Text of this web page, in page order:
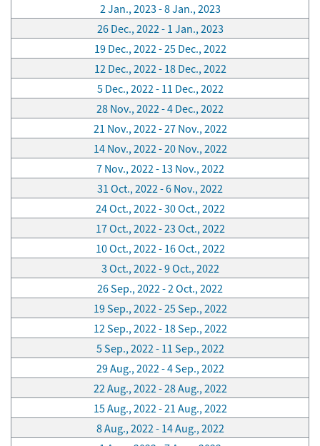
2 Jan., 2023 - 8 Jan., 2023
26 Dec., 2022 - 1 Jan., 2023
19 Dec., 2022 - 25 Dec., 2022
12 Dec., 2022 - 18 Dec., 2022
5 Dec., 2022 - 11 Dec., 2022
28 Nov., 2022 - 4 Dec., 2022
21 Nov., 2022 - 27 Nov., 2022
14 Nov., 2022 - 20 Nov., 2022
7 Nov., 2022 - 13 Nov., 2022
31 Oct., 2022 - 6 Nov., 2022
24 Oct., 2022 - 30 Oct., 2022
17 Oct., 2022 - 23 Oct., 2022
10 Oct., 2022 - 16 Oct., 2022
3 Oct., 2022 - 9 Oct., 2022
26 Sep., 2022 - 2 Oct., 2022
19 Sep., 2022 - 25 Sep., 2022
12 Sep., 2022 - 18 Sep., 2022
5 Sep., 2022 - 11 Sep., 2022
29 Aug., 2022 - 4 Sep., 2022
22 Aug., 2022 - 28 Aug., 2022
15 Aug., 2022 - 21 Aug., 2022
8 Aug., 2022 - 14 Aug., 2022